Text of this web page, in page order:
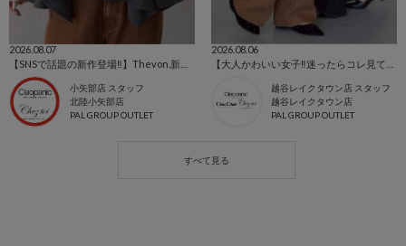
2026.08.07
小矢部店 スタッフ
北陸小矢部店
PAL GROUP OUTLET
2026.08.06
越谷レイクタウン店 スタッフ
越谷レイクタウン店
PAL GROUP OUTLET